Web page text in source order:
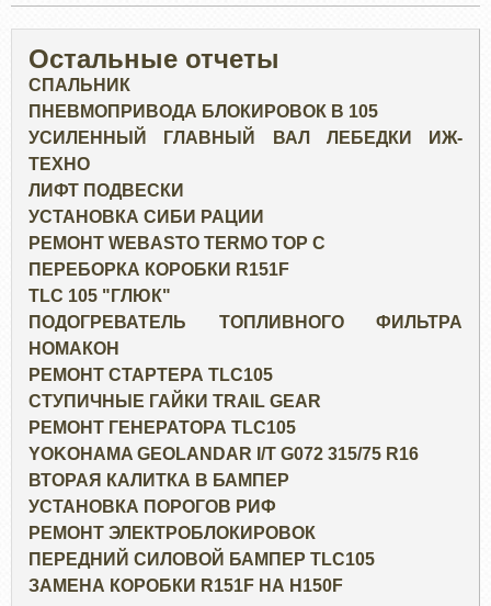
Остальные отчеты
СПАЛЬНИК
ПНЕВМОПРИВОДА БЛОКИРОВОК В 105
УСИЛЕННЫЙ ГЛАВНЫЙ ВАЛ ЛЕБЕДКИ ИЖ-
ТЕХНО
ЛИФТ ПОДВЕСКИ
УСТАНОВКА СИБИ РАЦИИ
РЕМОНТ WEBASTO TERMO TOP C
ПЕРЕБОРКА КОРОБКИ R151F
TLC 105 "ГЛЮК"
ПОДОГРЕВАТЕЛЬ ТОПЛИВНОГО ФИЛЬТРА
НОМАКОН
РЕМОНТ СТАРТЕРА TLC105
СТУПИЧНЫЕ ГАЙКИ TRAIL GEAR
РЕМОНТ ГЕНЕРАТОРА TLC105
YOKOHAMA GEOLANDAR I/T G072 315/75 R16
ВТОРАЯ КАЛИТКА В БАМПЕР
УСТАНОВКА ПОРОГОВ РИФ
РЕМОНТ ЭЛЕКТРОБЛОКИРОВОК
ПЕРЕДНИЙ СИЛОВОЙ БАМПЕР TLC105
ЗАМЕНА КОРОБКИ R151F НА H150F